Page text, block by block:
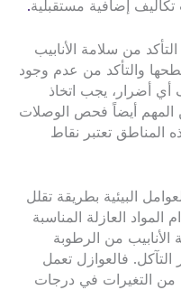
إضافية مستقبلية.
من سلامة الأنابيب
والتأكد من عدم وجود
أي أضرار، يجب اتخاذ
المهم أيضاً فحص الوصلات
المناطق تعتبر نقاط
البيئية بطريقة تقلل
العازلة المناسبة
من الرطوبة
التآكل. فالعوازل تعمل
من التغيرات في درجات